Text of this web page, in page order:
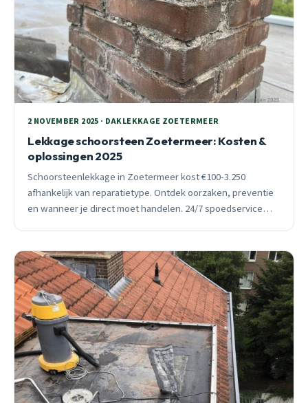
2 NOVEMBER 2025 · DAKLEKKAGE ZOETERMEER
Lekkage schoorsteen Zoetermeer: Kosten &
oplossingen 2025
Schoorsteenlekkage in Zoetermeer kost €100-3.250
afhankelijk van reparatietype. Ontdek oorzaken, preventie
en wanneer je direct moet handelen. 24/7 spoedservice